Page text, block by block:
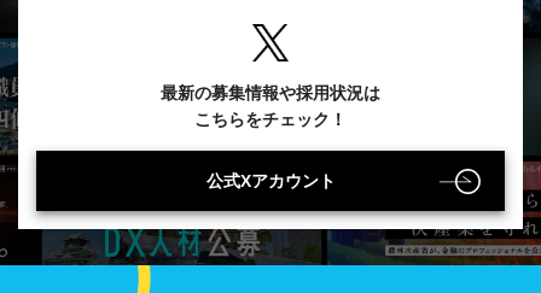
最新の募集情報や採用状況は
こちらをチェック！
公式Xアカウント